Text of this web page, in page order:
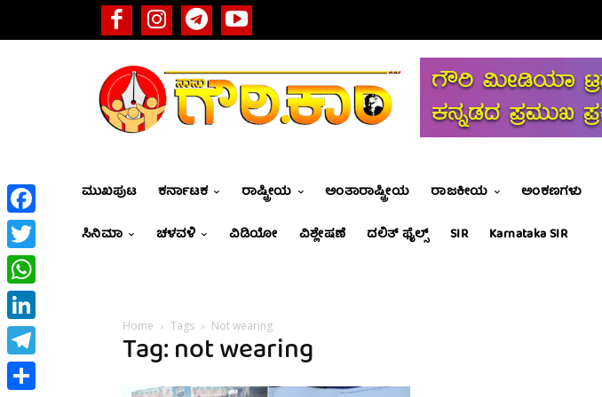
ಮುಖಪುಟ ಕರ್ನಾಟಕ ರಾಷ್ಟ್ರೀಯ ಅಂತಾರಾಷ್ಟ್ರೀಯ ರಾಜಕೀಯ ಅಂಕಣಗಳು
ಸಿನಿಮಾ
ಚಳವಳಿ ವಿಡಿಯೋ ವಿಶ್ಲೇಷಣೆ ದಲಿತ್ ಫೈಲ್ಸ್ SIR Karnataka SIR
Home Tags Not wearing
Tag: not wearing
Facebook
Twitter
WhatsApp
LinkedIn
Telegram